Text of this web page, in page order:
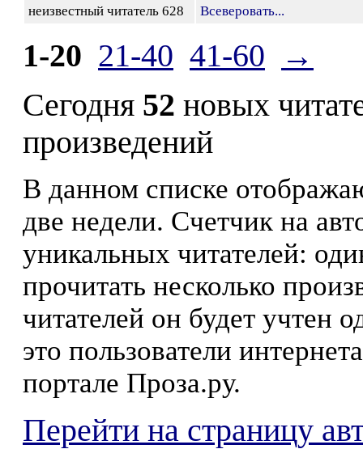
неизвестный читатель 628
Всеверовать...
1-20 21-40 41-60
→
Сегодня 52 новых
произведений
В данном списке
две недели. Счетчик на
уникальных читателей:
прочитать несколько
читателей он будет учтен
это пользователи
портале Проза.ру.
Перейти на страницу